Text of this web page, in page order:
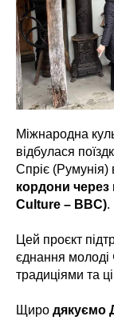
Міжнародна
відбулася
Спріє (Румунія)
кордони
Culture – BBC).
Цей проєкт
єднання молоді
традиціями та
Щиро дякуємо